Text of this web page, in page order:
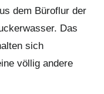
dem Büroflur der
Das
sich
völlig andere